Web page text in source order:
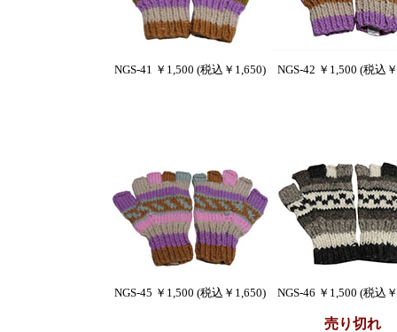
NGS-41 ￥1,500 (税込￥1,650) NGS-42 ￥1,500 (税込
NGS-45 ￥1,500 (税込￥1,650) NGS-46 ￥1,500 (税込
売り切れ